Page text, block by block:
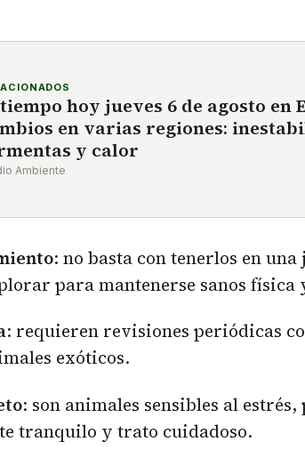
hoy jueves 6 de agosto en
en varias regiones:
y calor
Ambiente
: no basta con tenerlos en
para mantenerse sanos física
: requieren revisiones periódicas
exóticos.
: son animales sensibles al estrés,
tranquilo y trato cuidadoso.